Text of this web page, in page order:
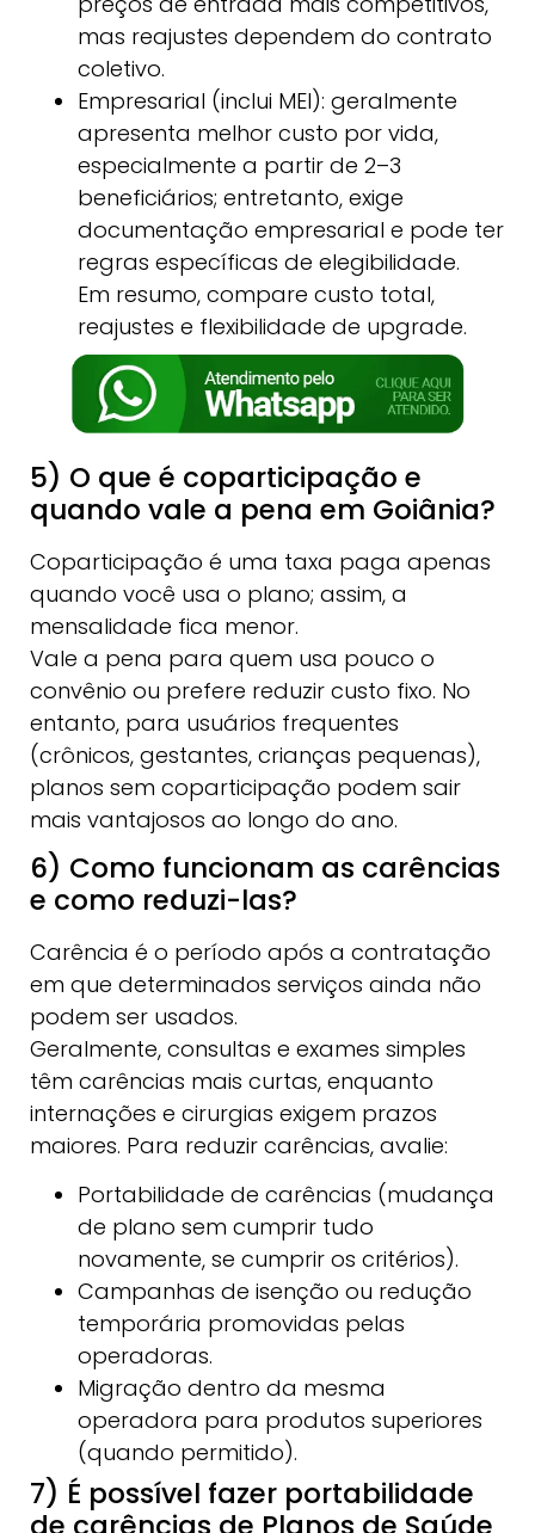
mas reajustes dependem do contrato
coletivo.
Empresarial (inclui MEI): geralmente
apresenta melhor custo por vida,
especialmente a partir de 2–3
beneficiários; entretanto, exige
documentação empresarial e pode ter
regras específicas de elegibilidade.
Em resumo, compare custo total,
reajustes e flexibilidade de upgrade.
5) O que é coparticipação e
quando vale a pena em Goiânia?
Coparticipação é uma taxa paga apenas
quando você usa o plano; assim, a
mensalidade fica menor.
Vale a pena para quem usa pouco o
convênio ou prefere reduzir custo fixo. No
entanto, para usuários frequentes
(crônicos, gestantes, crianças pequenas),
planos sem coparticipação podem sair
mais vantajosos ao longo do ano.
6) Como funcionam as carências
e como reduzi-las?
Carência é o período após a contratação
em que determinados serviços ainda não
podem ser usados.
Geralmente, consultas e exames simples
têm carências mais curtas, enquanto
internações e cirurgias exigem prazos
maiores. Para reduzir carências, avalie:
Portabilidade de carências (mudança
de plano sem cumprir tudo
novamente, se cumprir os critérios).
Campanhas de isenção ou redução
temporária promovidas pelas
operadoras.
Migração dentro da mesma
operadora para produtos superiores
(quando permitido).
7) É possível fazer portabilidade